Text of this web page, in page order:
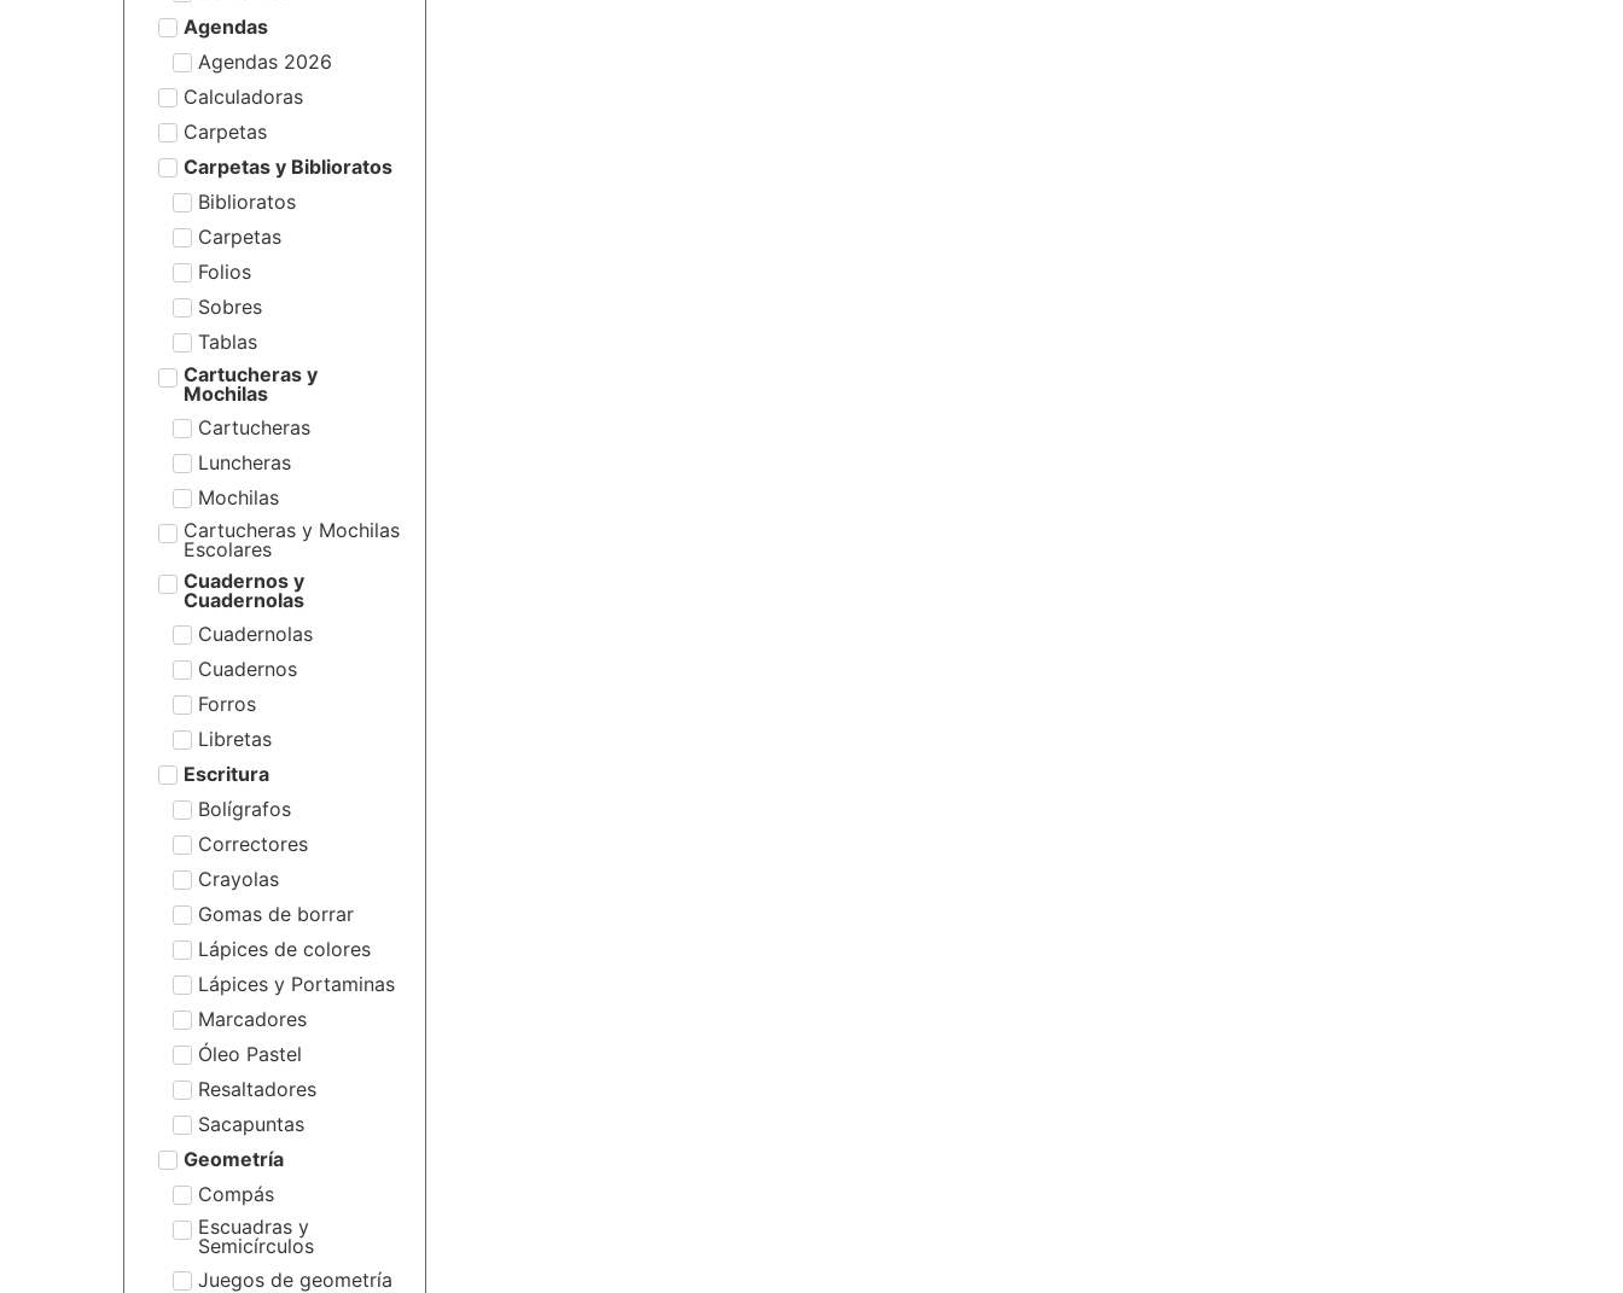
Agendas
Agendas 2026
Calculadoras
Carpetas
Carpetas y Biblioratos
Biblioratos
Carpetas
Folios
Sobres
Tablas
Cartucheras y
Mochilas
Cartucheras
Luncheras
Mochilas
Cartucheras y Mochilas
Escolares
Cuadernos y
Cuadernolas
Cuadernolas
Cuadernos
Forros
Libretas
Escritura
Bolígrafos
Correctores
Crayolas
Gomas de borrar
Lápices de colores
Lápices y Portaminas
Marcadores
Óleo Pastel
Resaltadores
Sacapuntas
Geometría
Compás
Escuadras y
Semicírculos
Juegos de geometría